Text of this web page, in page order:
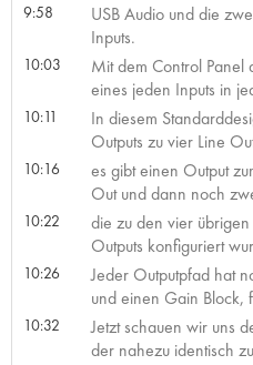
9:58
USB Audio und die
Inputs.
10:03
Mit dem Control
eines jeden Inputs in
10:11
In diesem
Outputs zu vier Line
10:16
es gibt einen Output
Out und dann noch
10:22
die zu den vier
Outputs konfiguriert
10:26
Jeder Outputpfad hat
und einen Gain Block,
10:32
Jetzt schauen wir uns
der nahezu identisch